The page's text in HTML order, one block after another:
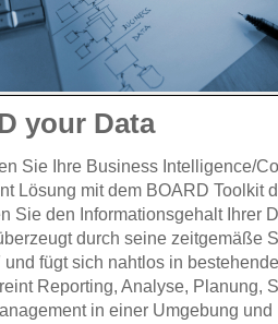
your Data
Sie Ihre Business Intelligence/
Lösung mit dem BOARD Toolkit
Sie den Informationsgehalt Ihrer
durch seine zeitgemäße
und fügt sich nahtlos in
Reporting, Analyse, Planung,
in einer Umgebung